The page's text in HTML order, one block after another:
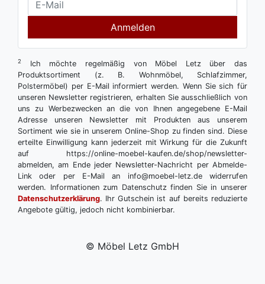
Anmelden
2
Ich möchte regelmäßig von Möbel Letz über das
Produktsortiment (z. B. Wohnmöbel, Schlafzimmer,
Polstermöbel) per E-Mail informiert werden. Wenn Sie sich für
unseren Newsletter registrieren, erhalten Sie ausschließlich von
uns zu Werbezwecken an die von Ihnen angegebene E-Mail
Adresse unseren Newsletter mit Produkten aus unserem
Sortiment wie sie in unserem Online-Shop zu finden sind. Diese
erteilte Einwilligung kann jederzeit mit Wirkung für die Zukunft
auf https://online-moebel-kaufen.de/shop/newsletter-
abmelden, am Ende jeder Newsletter-Nachricht per Abmelde-
Link oder per E-Mail an info@moebel-letz.de widerrufen
werden. Informationen zum Datenschutz finden Sie in unserer
Datenschutzerklärung. Ihr Gutschein ist auf bereits reduzierte
Angebote gültig, jedoch nicht kombinierbar.
© Möbel Letz GmbH